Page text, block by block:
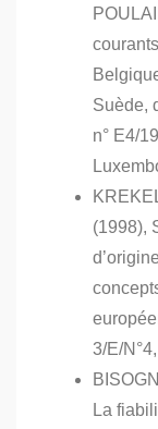
Suède,
n° E4/
(1998),
3/E/
La